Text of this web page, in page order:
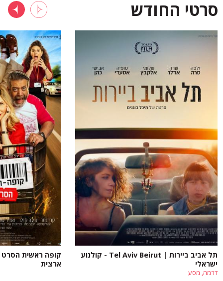
סרטי החודש
תל אביב ביירות | Tel Aviv Beirut - קולנוע
ישראלי
דרמה, מסע
קופה ראשית הסרט
ארצית